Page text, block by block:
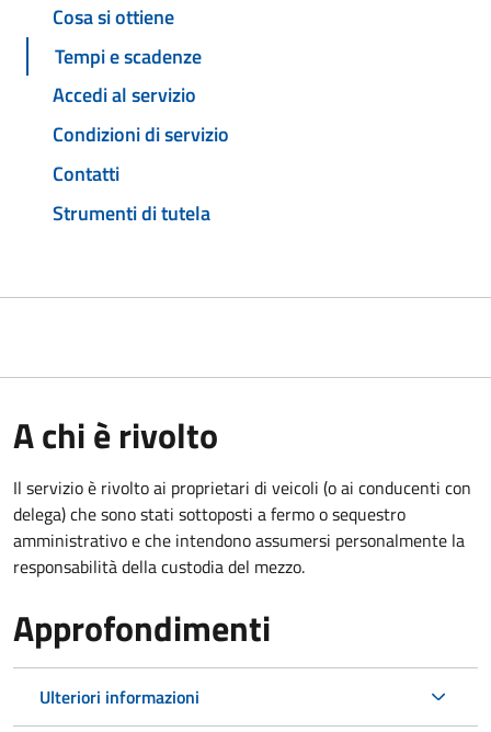
Cosa si ottiene
Tempi e scadenze
Accedi al servizio
Condizioni di servizio
Contatti
Strumenti di tutela
A chi è rivolto
Il servizio è rivolto ai proprietari di veicoli (o ai conducenti con
delega) che sono stati sottoposti a fermo o sequestro
amministrativo e che intendono assumersi personalmente la
responsabilità della custodia del mezzo.
Approfondimenti
Ulteriori informazioni